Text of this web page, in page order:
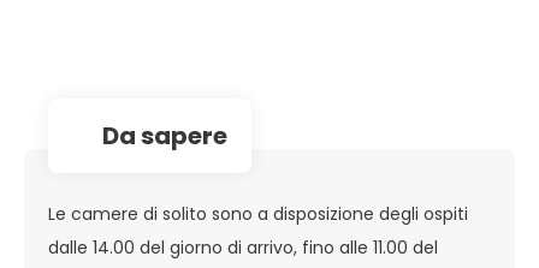
da sapere
Le camere di solito sono a disposizione degli ospiti
dalle 14.00 del giorno di arrivo, fino alle 11.00 del